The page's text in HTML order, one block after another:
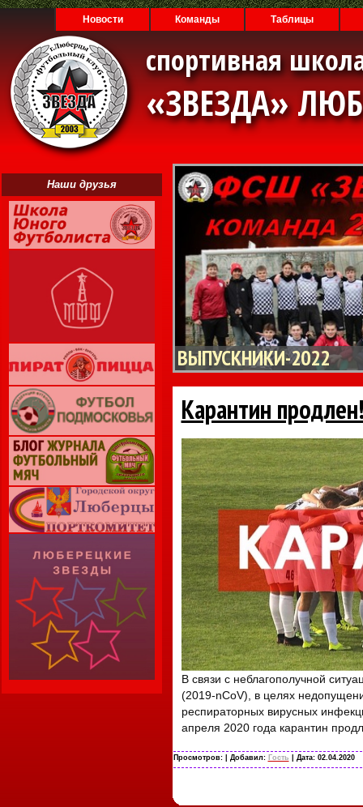
Новости Команды Таблицы
спортивная
«ЗВЕЗДА»
Наши друзья
ВЫПУСКНИКИ-2022
Карантин
В связи с неблагополучной
(2019-nCoV), в целях
респираторных вирусных
апреля 2020 года карантин
Просмотров: | Добавил: Гость | Дата: 02.04.2020